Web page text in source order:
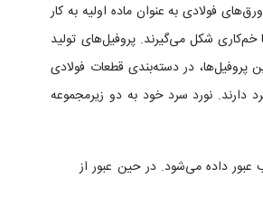
فولادی به عنوان ماده اولیه به کار
شکل می‌گیرند. پروفیل‌های تولید
پروفیل‌ها، در دسته‌بندی قطعات فولادی
دارند. نورد سرد خود به دو زیرمجموعه
داده می‌شود. در حین عبور از